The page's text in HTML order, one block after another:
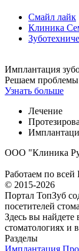
Смайл лайк
Клиника
Имплантация
Решаем проблемы
Узнать больше
Лечение
ООО "Клиника
Работаем по всей
© 2015-2026
Портал ТопЗуб
посетителей
Здесь вы
стоматологиях и
Разделы
Имплантация